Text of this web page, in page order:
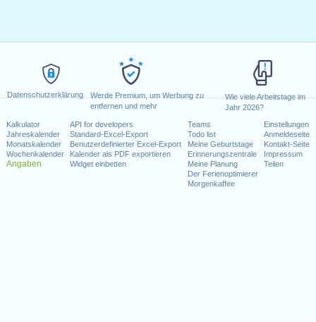
Datenschutzerklärung
Werde Premium, um Werbung zu
entfernen und mehr
Wie viele Arbeitstage im
Jahr 2026?
Kalkulator
Jahreskalender
Monatskalender
Wochenkalender
Angaben
API for developers
Standard-Excel-Export
Benutzerdefinierter Excel-Export
Kalender als PDF exportieren
Widget einbetten
Teams
Todo list
Meine Geburtstage
Erinnerungszentrale
Meine Planung
Der Ferienoptimierer
Morgenkaffee
Einstellungen
Anmeldeseite
Kontakt-Seite
Impressum
Teilen